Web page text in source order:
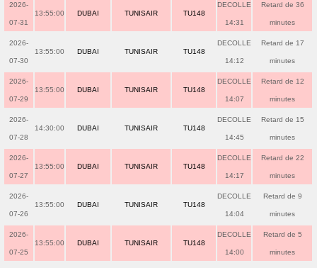
2026-
07-31
13:55:00 DUBAI TUNISAIR TU148
DECOLLE
14:31
Retard de 36
minutes
2026-
07-30
13:55:00 DUBAI TUNISAIR TU148
DECOLLE
14:12
Retard de 17
minutes
2026-
07-29
13:55:00 DUBAI TUNISAIR TU148
DECOLLE
14:07
Retard de 12
minutes
2026-
07-28
14:30:00 DUBAI TUNISAIR TU148
DECOLLE
14:45
Retard de 15
minutes
2026-
07-27
13:55:00 DUBAI TUNISAIR TU148
DECOLLE
14:17
Retard de 22
minutes
2026-
07-26
13:55:00 DUBAI TUNISAIR TU148
DECOLLE
14:04
Retard de 9
minutes
2026-
07-25
13:55:00 DUBAI TUNISAIR TU148
DECOLLE
14:00
Retard de 5
minutes